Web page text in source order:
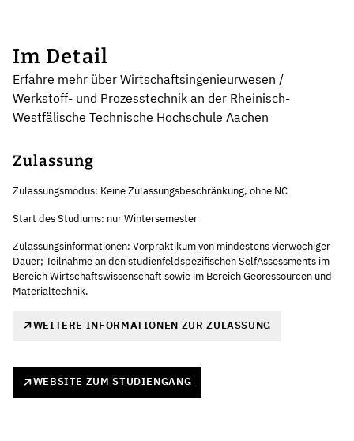
Im Detail
Erfahre mehr über Wirtschaftsingenieurwesen /
Werkstoff- und Prozesstechnik an der Rheinisch-
Westfälische Technische Hochschule Aachen
Zulassung
Zulassungsmodus: Keine Zulassungsbeschränkung, ohne NC
Start des Studiums: nur Wintersemester
Zulassungsinformationen: Vorpraktikum von mindestens vierwöchiger
Dauer; Teilnahme an den studienfeldspezifischen SelfAssessments im
Bereich Wirtschaftswissenschaft sowie im Bereich Georessourcen und
Materialtechnik.
WEITERE INFORMATIONEN ZUR ZULASSUNG
WEBSITE ZUM STUDIENGANG